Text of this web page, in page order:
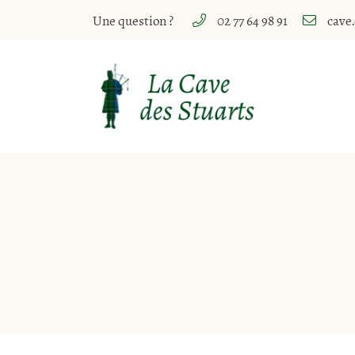
Une question ? 02 77 64 98 91